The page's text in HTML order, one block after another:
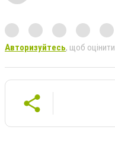
Авторизуйтесь, щоб оцінити